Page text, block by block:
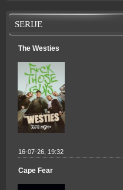
SERIJE
The Westies
16-07-26, 19:32
Cape Fear